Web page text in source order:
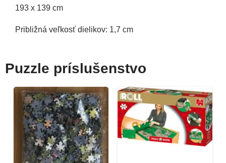
193 x 139 cm
Približná veľkosť dielikov: 1,7 cm
Puzzle príslušenstvo